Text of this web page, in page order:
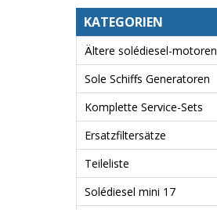
KATEGORIEN
Ältere solédiesel-motoren
Sole Schiffs Generatoren
Komplette Service-Sets
Ersatzfiltersätze
Teileliste
Solédiesel mini 17